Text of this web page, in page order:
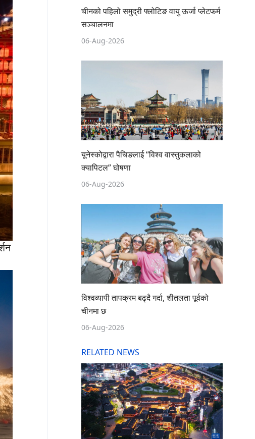
चीनको पहिलो समुद्री फ्लोटिङ वायु ऊर्जा प्लेटफर्म
सञ्चालनमा
06-Aug-2026
यूनेस्कोद्वारा पैचिङलाई “विश्व वास्तुकलाको
क्यापिटल” घोषणा
06-Aug-2026
विश्वव्यापी तापक्रम बढ्दै गर्दा, शीतलता पूर्वको
चीनमा छ
06-Aug-2026
RELATED NEWS